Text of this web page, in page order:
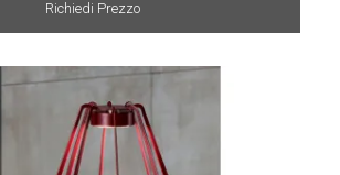
Richiedi Prezzo